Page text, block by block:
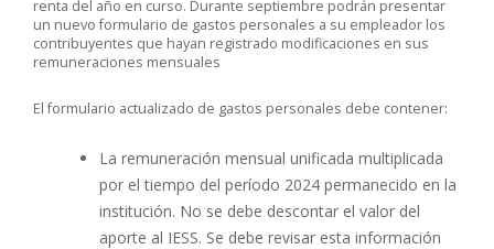
renta del año en curso. Durante septiembre podrán presentar
un nuevo formulario de gastos personales a su empleador los
contribuyentes que hayan registrado modificaciones en sus
remuneraciones mensuales
El formulario actualizado de gastos personales debe contener:
La remuneración mensual unificada multiplicada
por el tiempo del período 2024 permanecido en la
institución. No se debe descontar el valor del
aporte al IESS. Se debe revisar esta información